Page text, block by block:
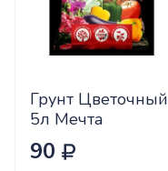
Грунт Цветочный
5л Мечта
Ботаника
(5/10/420/440)
90